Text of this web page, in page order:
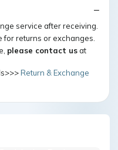
service after receiving.
for returns or exchanges.
please contact usat
Return & Exchange